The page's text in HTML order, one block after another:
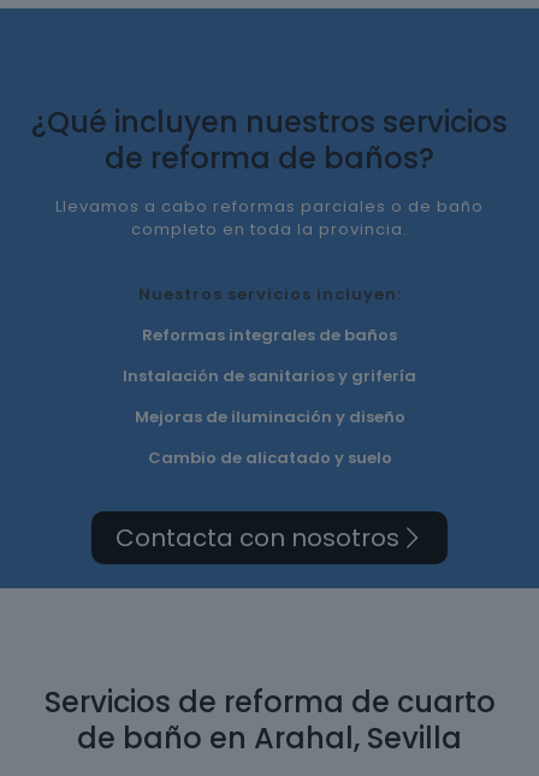
¿Qué incluyen nuestros servicios
de reforma de baños?
Llevamos a cabo reformas parciales o de baño
completo en toda la provincia.
Nuestros servicios incluyen:
Reformas integrales de baños
Instalación de sanitarios y grifería
Mejoras de iluminación y diseño
Cambio de alicatado y suelo
Contacta con nosotros
Servicios de reforma de cuarto
de baño en Arahal, Sevilla